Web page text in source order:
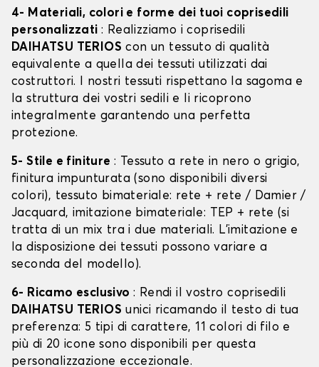
4- Materiali, colori e forme dei tuoi coprisedili
personalizzati: Realizziamo i coprisedili
DAIHATSU TERIOS con un tessuto di qualità
equivalente a quella dei tessuti utilizzati dai
costruttori. I nostri tessuti rispettano la sagoma e
la struttura dei vostri sedili e li ricoprono
integralmente garantendo una perfetta
protezione.
5- Stile e finiture : Tessuto a rete in nero o grigio,
finitura impunturata (sono disponibili diversi
colori), tessuto bimateriale: rete + rete / Damier /
Jacquard, imitazione bimateriale: TEP + rete (si
tratta di un mix tra i due materiali. L'imitazione e
la disposizione dei tessuti possono variare a
seconda del modello).
6- Ricamo esclusivo : Rendi il vostro coprisedili
DAIHATSU TERIOS unici ricamando il testo di tua
preferenza: 5 tipi di carattere, 11 colori di filo e
più di 20 icone sono disponibili per questa
personalizzazione eccezionale.